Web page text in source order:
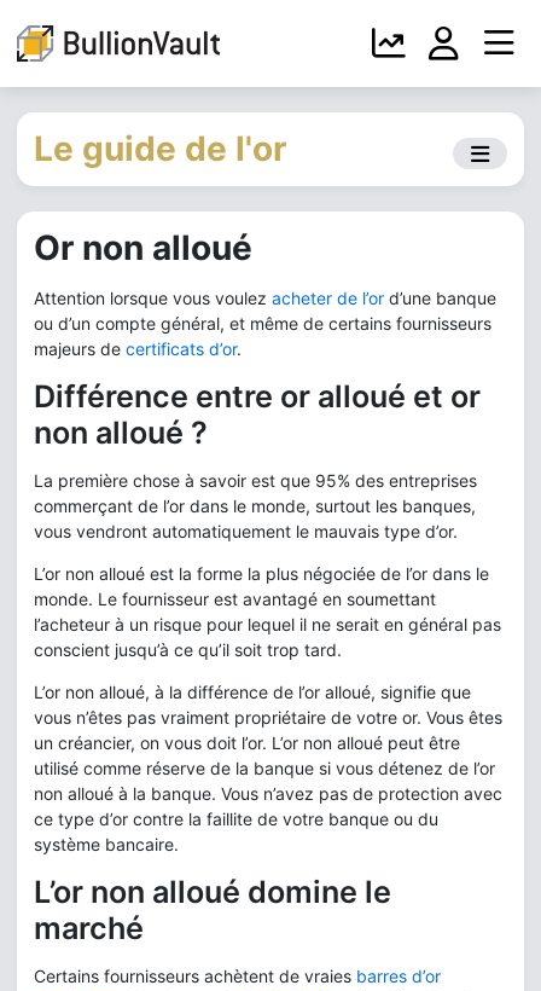
Le guide de l'or
Or non alloué
Attention lorsque vous voulez acheter de l’or d’une banque
ou d’un compte général, et même de certains fournisseurs
majeurs de certificats d’or.
Différence entre or alloué et or
non alloué ?
La première chose à savoir est que 95% des entreprises
commerçant de l’or dans le monde, surtout les banques,
vous vendront automatiquement le mauvais type d’or.
L’or non alloué est la forme la plus négociée de l’or dans le
monde. Le fournisseur est avantagé en soumettant
l’acheteur à un risque pour lequel il ne serait en général pas
conscient jusqu’à ce qu’il soit trop tard.
L’or non alloué, à la différence de l’or alloué, signifie que
vous n’êtes pas vraiment propriétaire de votre or. Vous êtes
un créancier, on vous doit l’or. L’or non alloué peut être
utilisé comme réserve de la banque si vous détenez de l’or
non alloué à la banque. Vous n’avez pas de protection avec
ce type d’or contre la faillite de votre banque ou du
système bancaire.
L’or non alloué domine le
marché
Certains fournisseurs achètent de vraies barres d’or